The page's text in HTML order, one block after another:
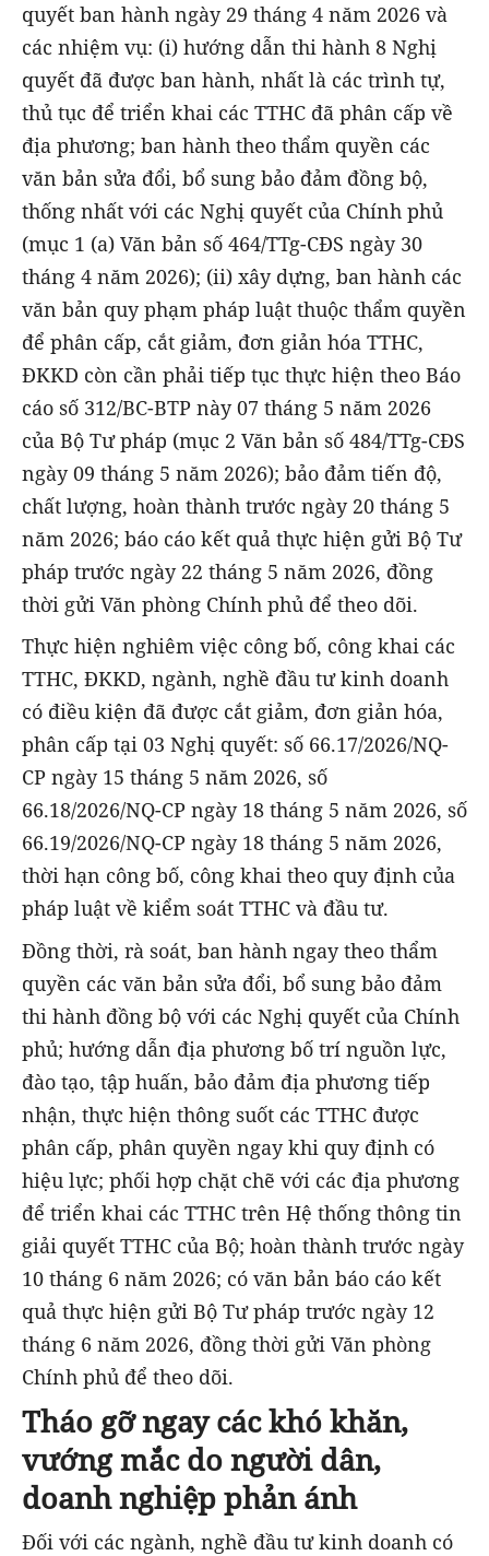
quyết ban hành ngày 29 tháng 4 năm 2026 và
các nhiệm vụ: (i) hướng dẫn thi hành 8 Nghị
quyết đã được ban hành, nhất là các trình tự,
thủ tục để triển khai các TTHC đã phân cấp về
địa phương; ban hành theo thẩm quyền các
văn bản sửa đổi, bổ sung bảo đảm đồng bộ,
thống nhất với các Nghị quyết của Chính phủ
(mục 1 (a) Văn bản số 464/TTg-CĐS ngày 30
tháng 4 năm 2026); (ii) xây dựng, ban hành các
văn bản quy phạm pháp luật thuộc thẩm quyền
để phân cấp, cắt giảm, đơn giản hóa TTHC,
ĐKKD còn cần phải tiếp tục thực hiện theo Báo
cáo số 312/BC-BTP này 07 tháng 5 năm 2026
của Bộ Tư pháp (mục 2 Văn bản số 484/TTg-CĐS
ngày 09 tháng 5 năm 2026); bảo đảm tiến độ,
chất lượng, hoàn thành trước ngày 20 tháng 5
năm 2026; báo cáo kết quả thực hiện gửi Bộ Tư
pháp trước ngày 22 tháng 5 năm 2026, đồng
thời gửi Văn phòng Chính phủ để theo dõi.
Thực hiện nghiêm việc công bố, công khai các
TTHC, ĐKKD, ngành, nghề đầu tư kinh doanh
có điều kiện đã được cắt giảm, đơn giản hóa,
phân cấp tại 03 Nghị quyết: số 66.17/2026/NQ-
CP ngày 15 tháng 5 năm 2026, số
66.18/2026/NQ-CP ngày 18 tháng 5 năm 2026, số
66.19/2026/NQ-CP ngày 18 tháng 5 năm 2026,
thời hạn công bố, công khai theo quy định của
pháp luật về kiểm soát TTHC và đầu tư.
Đồng thời, rà soát, ban hành ngay theo thẩm
quyền các văn bản sửa đổi, bổ sung bảo đảm
thi hành đồng bộ với các Nghị quyết của Chính
phủ; hướng dẫn địa phương bố trí nguồn lực,
đào tạo, tập huấn, bảo đảm địa phương tiếp
nhận, thực hiện thông suốt các TTHC được
phân cấp, phân quyền ngay khi quy định có
hiệu lực; phối hợp chặt chẽ với các địa phương
để triển khai các TTHC trên Hệ thống thông tin
giải quyết TTHC của Bộ; hoàn thành trước ngày
10 tháng 6 năm 2026; có văn bản báo cáo kết
quả thực hiện gửi Bộ Tư pháp trước ngày 12
tháng 6 năm 2026, đồng thời gửi Văn phòng
Chính phủ để theo dõi.
Tháo gỡ ngay các khó khăn,
vướng mắc do người dân,
doanh nghiệp phản ánh
Đối với các ngành, nghề đầu tư kinh doanh có